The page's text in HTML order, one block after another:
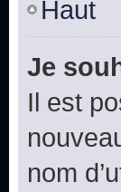
Haut
Je
Il est
nom